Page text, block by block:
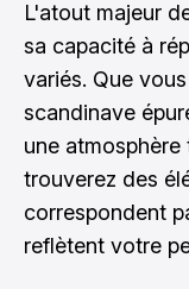
L'atout majeur
sa capacité à
variés. Que
scandinave
une
trouverez des
correspondent
reflètent votre